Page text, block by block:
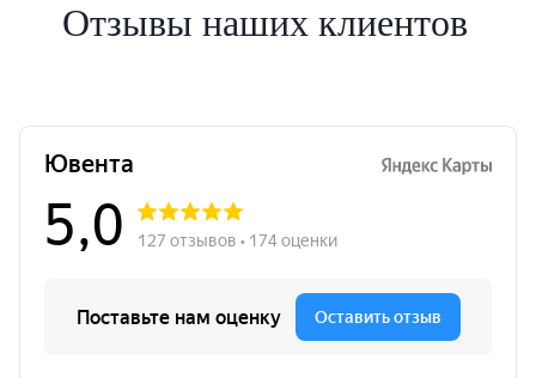
Отзывы наших клиентов